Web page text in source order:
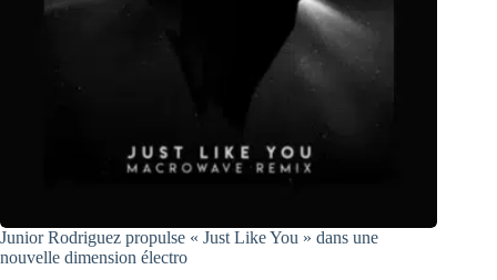
Junior Rodriguez propulse « Just Like You » dans une
nouvelle dimension électro